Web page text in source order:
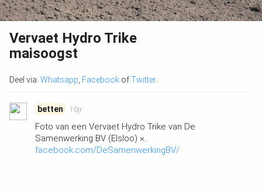
Vervaet Hydro Trike
maisoogst
Deel via: Whatsapp Facebook ofTwitter.
betten 10jr
Foto van een Vervaet Hydro Trike van De
Samenwerking BV (Elsloo) ×.
facebook.com/DeSamenwerkingBV/